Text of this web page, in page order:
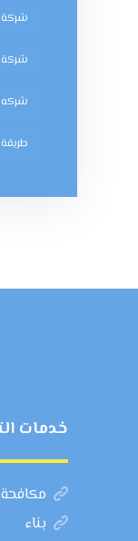
شركة
شركه
خدمات
مكافحة
بناء